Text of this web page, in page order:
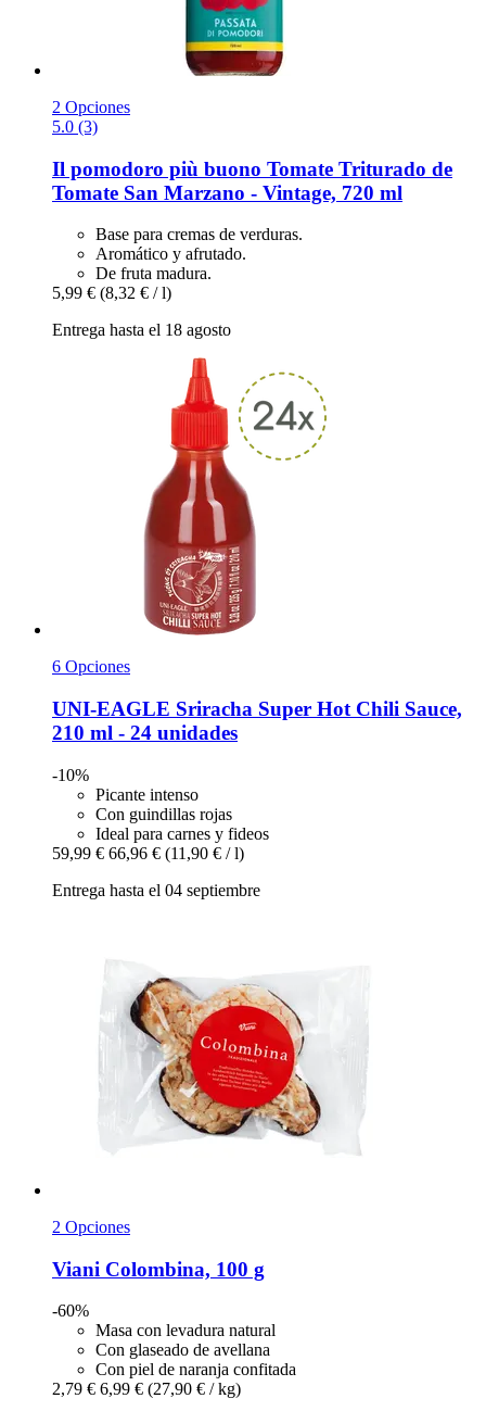
2 Opciones
5.0 (3)
Il pomodoro più buono Tomate Triturado de
Tomate San Marzano -​ Vintage, 720 ml
Base para cremas de verduras.
Aromático y afrutado.
De fruta madura.
5,99 € (8,32 € / l)
Entrega hasta el 18 agosto
6 Opciones
UNI-EAGLE Sriracha Super Hot Chili Sauce,
210 ml -​ 24 unidades
-10%
Picante intenso
Con guindillas rojas
Ideal para carnes y fideos
59,99 € 66,96 € (11,90 € / l)
Entrega hasta el 04 septiembre
2 Opciones
Viani Colombina, 100 g
-60%
Masa con levadura natural
Con glaseado de avellana
Con piel de naranja confitada
2,79 € 6,99 € (27,90 € / kg)